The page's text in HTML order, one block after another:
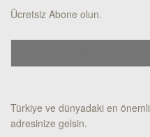
Ücretsiz Abone olun.
Türkiye ve dünyadaki en
adresinize gelsin.